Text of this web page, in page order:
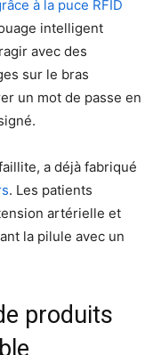
à la puce RFID
intelligent
avec des
sur le bras
un mot de passe en
a déjà fabriqué
. Les patients
artérielle et
la pilule avec un
produits